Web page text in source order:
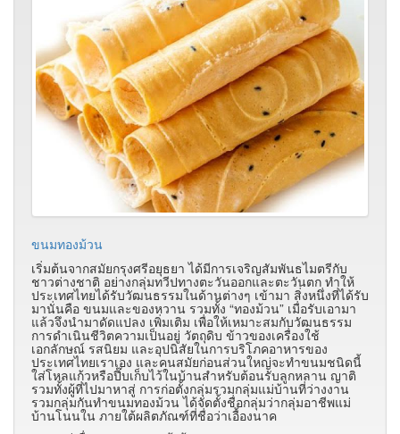
ขนมทองม้วน
เริ่มต้นจากสมัยกรุงศรีอยุธยา ได้มีการเจริญสัมพันธไมตรีกับ
ชาวต่างชาติ อย่างกลุ่มทวีปทางตะวันออกและตะวันตก ทำให้
ประเทศไทยได้รับวัฒนธรรมในด้านต่างๆ เข้ามา สิ่งหนึ่งที่ได้รับ
มานั่นคือ ขนมและของหวาน รวมทั้ง “ทองม้วน” เมื่อรับเอามา
แล้วจึงนำมาดัดแปลง เพิ่มเติม เพื่อให้เหมาะสมกับวัฒนธรรม
การดำเนินชีวิตความเป็นอยู่ วัตถุดิบ ข้าวของเครื่องใช้
เอกลักษณ์ รสนิยม และอุปนิสัยในการบริโภคอาหารของ
ประเทศไทยเราเอง และคนสมัยก่อนส่วนใหญ่จะทำขนมชนิดนี้
ใส่โหลแก้วหรือปี๊บเก็บไว้ในบ้านสำหรับต้อนรับลูกหลาน ญาติ
รวมทั้งผู้ที่ไปมาหาสู่ การก่อตั้งกลุ่มรวมกลุ่มแม่บ้านที่ว่างงาน
รวมกลุ่มกันทำขนมทองม้วน ได้จัดตั้งชื่อกลุ่มว่ากลุ่มอาชีพแม่
บ้านโนนใน ภายใต้ผลิตภัณฑ์ที่ชื่อว่าเอื้องนาค